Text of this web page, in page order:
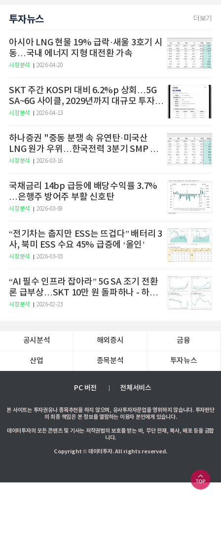
투자뉴스 더보기
아시아 LNG 현물 19% 급락·새울 3호기 시
동…국내 에너지 지형 대전환 가속
시장분석 2026-04-20
SKT 주간 KOSPI 대비 6.2%p 상회…5G
SA~6G 사이클, 2029년까지 대규모 투자
예고
시장분석 2026-04-13
하나증권 "중동 분쟁 속 유연탄·미국산
LNG 원가 우위…한국전력 3분기 SMP 상
승 전망"
시장분석 2026-03-16
국채금리 14bp 급등에 배당수익률 3.7%
…은행주 방어주 부활 신호탄
시장분석 2026-03-09
“전기차는 춥지만 ESS는 뜨겁다” 배터리 3
사, 북미 ESS 수요 45% 급증에 ‘올인’
시장분석 2026-03-03
“AI 필수 인프라 잡아라” 5G SA 조기 전환
론 급부상…SKT 10만 원 돌파하나 - 하나
증권
시장분석 2026-02-23
공시분석 해외증시 금융
산업 종목분석 투자뉴스
PC 버전 전체서비스
본 사이트는 투자권유나 종목추천을 하지 않으며, 유사투자자문업을 영위하지 않습니다. 투자판단
의 최종 책임은 본 정보를 열람하는 이용자 본인에게 있습니다.
데이터투자의 모든 콘텐츠 및 기사는 저작권법의 보호를 받는 바, 무단 전재, 복사, 배포 등을 금합
니다.
Copyright © 데이터투자. All rights reserved.